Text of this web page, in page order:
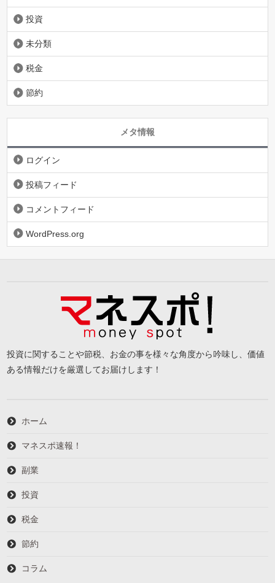
投資
未分類
税金
節約
メタ情報
ログイン
投稿フィード
コメントフィード
WordPress.org
投資に関することや節税、お金の事を様々な角度から吟味し、価値
ある情報だけを厳選してお届けします！
ホーム
マネスポ速報！
副業
投資
税金
節約
コラム